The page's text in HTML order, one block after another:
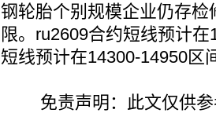
钢轮胎个别规模企业仍存
限。ru2609合约短线预计
短线预计在14300-14950区
免责声明：此文仅供参